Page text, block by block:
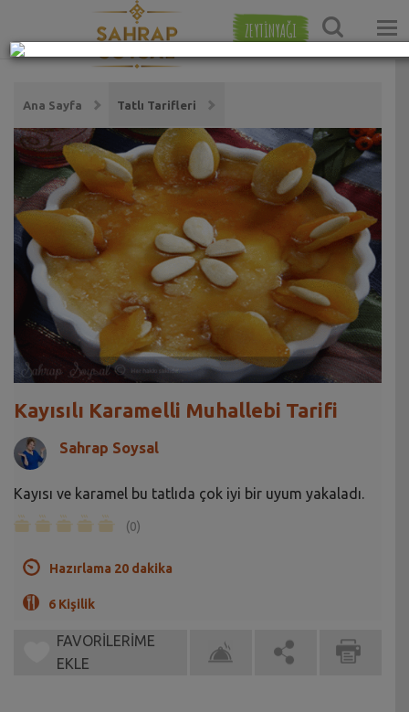
ZEYTİNYAĞI
Ana Sayfa Tatlı Tarifleri
Kayısılı Karamelli Muhallebi Tarifi
Sahrap Soysal
Kayısı ve karamel bu tatlıda çok iyi bir uyum yakaladı.
(0)
Hazırlama 20 dakika
6 Kişilik
FAVORİLERİME
EKLE